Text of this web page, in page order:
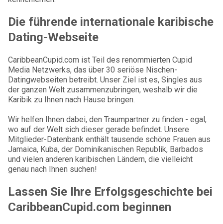
Die führende internationale karibische
Dating-Webseite
CaribbeanCupid.com ist Teil des renommierten Cupid
Media Netzwerks, das über 30 seriöse Nischen-
Datingwebseiten betreibt. Unser Ziel ist es, Singles aus
der ganzen Welt zusammenzubringen, weshalb wir die
Karibik zu Ihnen nach Hause bringen.
Wir helfen Ihnen dabei, den Traumpartner zu finden - egal,
wo auf der Welt sich dieser gerade befindet. Unsere
Mitglieder-Datenbank enthält tausende schöne Frauen aus
Jamaica, Kuba, der Dominikanischen Republik, Barbados
und vielen anderen karibischen Ländern, die vielleicht
genau nach Ihnen suchen!
Lassen Sie Ihre Erfolgsgeschichte bei
CaribbeanCupid.com beginnen